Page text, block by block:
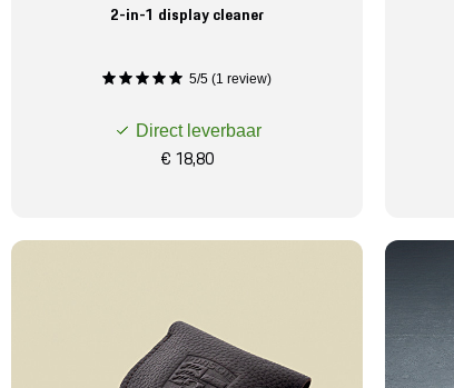
2-in-1 display cleaner
5/5 (1 review)
Direct leverbaar
€ 18,80